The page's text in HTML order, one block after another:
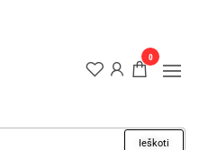
Ieškoti
0